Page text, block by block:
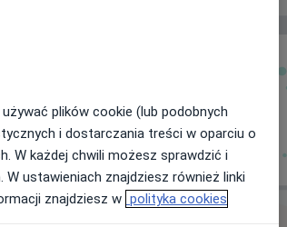
kryteria
z
plików cookie (lub podobnych
i dostarczania treści w oparciu o
W każdej chwili możesz sprawdzić i
ustawieniach znajdziesz również linki
znajdziesz w polityka cookies